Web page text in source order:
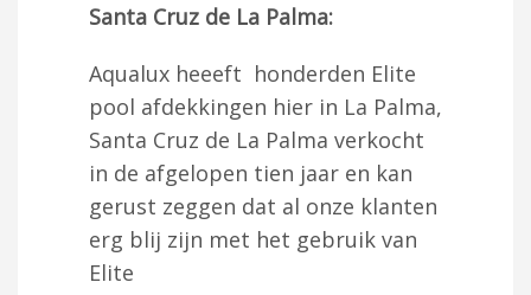
Santa Cruz de La Palma:
Aqualux heeeft honderden Elite
pool afdekkingen hier in La Palma,
Santa Cruz de La Palma verkocht
in de afgelopen tien jaar en kan
gerust zeggen dat al onze klanten
erg blij zijn met het gebruik van
Elite